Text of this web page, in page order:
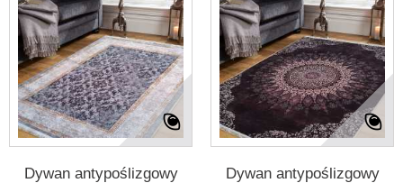
Dywan antypoślizgowy
Dywan antypoślizgowy